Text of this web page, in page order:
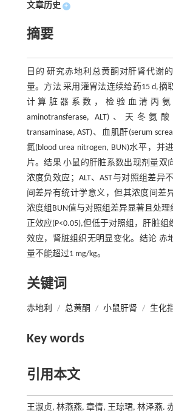
文章历史 +
摘要
目的 研究赤地利总黄酮对肝肾代谢
量。方法 采用灌胃法连续给药15 d,摘
计算脏器系数，检验血清丙氨
aminotransferase, ALT)、天冬氨
transaminase, AST)、血肌酐(serum
氮(blood urea nitrogen, BUN)水平，并
片。结果 小鼠的肝脏系数出现剂量双
浓度负效应；ALT、AST与对照组差异
间差异有统计学意义，但其浓度间差
浓度组BUN值与对照组差异显著且处理
正效应(P<0.05),但低于对照组，肝脏
效应，肾脏组织无明显变化。结论 赤
量不能超过1 mg/kg。
关键词
赤地利 / 总黄酮 / 小鼠肝肾 / 生化
Key words
引用本文
王淑贞, 林燕燕, 章倩, 王琼珺, 林泽燕.